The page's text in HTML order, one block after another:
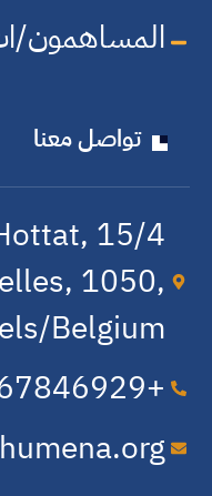
المساهمون/
تواصل معنا
Hottat,
1050,
Belgium
+32​467​846​929